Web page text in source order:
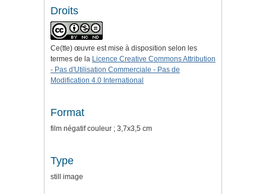
Droits
Ce(tte) œuvre est mise à disposition selon les
termes de la Licence Creative Commons Attribution
- Pas d'Utilisation Commerciale - Pas de
Modification 4.0 International
Format
film négatif couleur ; 3,7x3,5 cm
Type
still image